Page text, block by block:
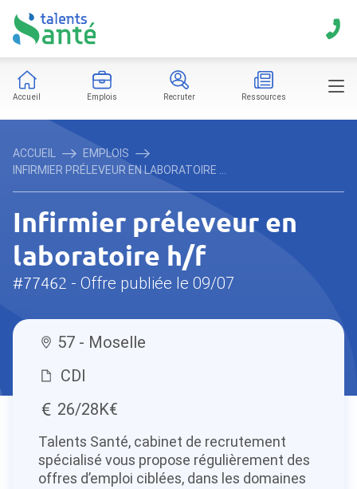
Accueil Emplois Recruter Ressources
ACCUEIL
EMPLOIS
INFIRMIER PRÉLEVEUR EN LABORATOIRE ...
Infirmier préleveur en
laboratoire h/f
#77462 - Offre publiée le 09/07
57 - Moselle
CDI
26/28K€
Talents Santé, cabinet de recrutement
spécialisé vous propose régulièrement des
offres d’emploi ciblées, dans les domaines